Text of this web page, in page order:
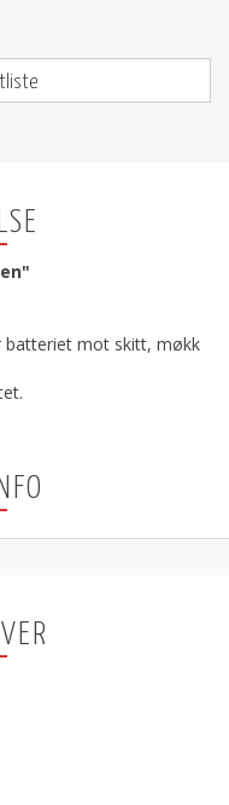
batteriet mot skitt, møkk